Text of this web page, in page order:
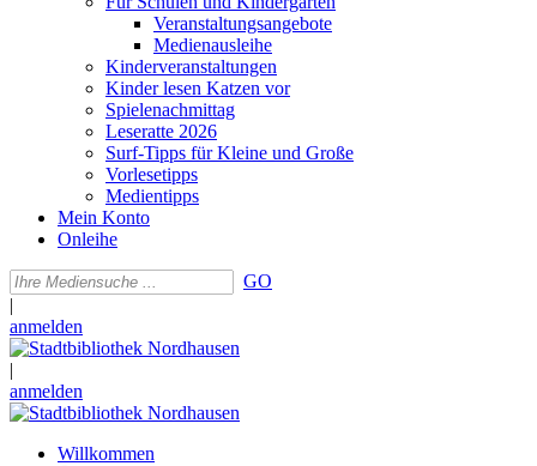
Veranstaltungsangebote
Medienausleihe
Kinderveranstaltungen
Kinder lesen Katzen vor
Spielenachmittag
Leseratte 2026
Surf-Tipps für Kleine und Große
Vorlesetipps
Medientipps
Mein Konto
Onleihe
GO
|
anmelden
|
anmelden
Willkommen